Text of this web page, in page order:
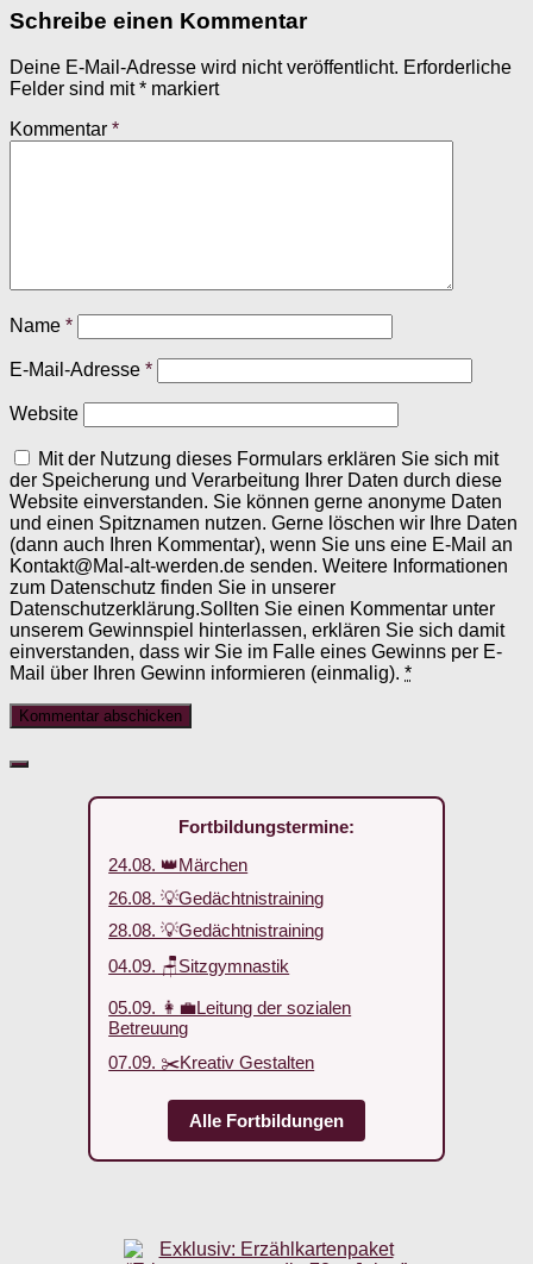
Schreibe einen Kommentar
Deine E-Mail-Adresse wird nicht veröffentlicht. Erforderliche
Felder sind mit* markiert
Kommentar *
Name *
E-Mail-Adresse *
Website
Mit der Nutzung dieses Formulars erklären Sie sich mit
der Speicherung und Verarbeitung Ihrer Daten durch diese
Website einverstanden. Sie können gerne anonyme Daten
und einen Spitznamen nutzen. Gerne löschen wir Ihre Daten
(dann auch Ihren Kommentar), wenn Sie uns eine E-Mail an
Kontakt@Mal-alt-werden.de senden. Weitere Informationen
zum Datenschutz finden Sie in unserer
Datenschutzerklärung.Sollten Sie einen Kommentar unter
unserem Gewinnspiel hinterlassen, erklären Sie sich damit
einverstanden, dass wir Sie im Falle eines Gewinns per E-
Mail über Ihren Gewinn informieren (einmalig). *
Fortbildungstermine:
24.08. 👑Märchen
26.08. 💡Gedächtnistraining
28.08. 💡Gedächtnistraining
04.09. 🪑Sitzgymnastik
05.09. 👩‍💼Leitung der sozialen
Betreuung
07.09. ✂️Kreativ Gestalten
Alle Fortbildungen